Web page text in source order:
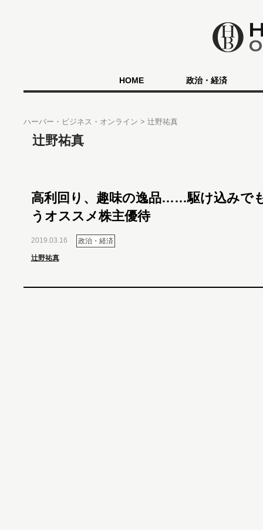
HOME 政治・経済
ハーバー・ビジネス・オンライン 辻野祐真
辻野祐真
高利回り、趣味の逸品……駆け込みで
うオススメ株主優待
2019.03.16 政治・経済
辻野祐真